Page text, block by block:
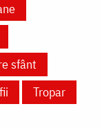
sfânt
Tropar